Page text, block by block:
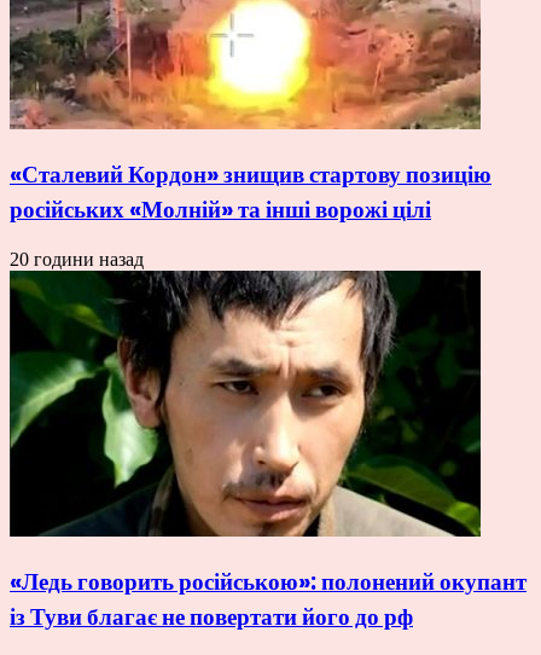
«Сталевий Кордон» знищив стартову позицію
російських «Молній» та інші ворожі цілі
20 години назад
«Ледь говорить російською»: полонений окупант
із Туви благає не повертати його до рф